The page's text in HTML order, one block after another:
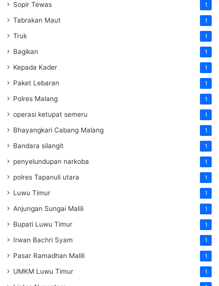
Sopir Tewas 1
Tabrakan Maut 1
Truk 1
Bagikan 1
Kepada Kader 1
Paket Lebaran 1
Polres Malang 1
operasi ketupat semeru 1
Bhayangkari Cabang Malang 1
Bandara silangit 1
penyelundupan narkoba 1
polres Tapanuli utara 1
Luwu Timur 1
Anjungan Sungai Malili 1
Bupati Luwu Timur 1
Irwan Bachri Syam 1
Pasar Ramadhan Malili 1
UMKM Luwu Timur 1